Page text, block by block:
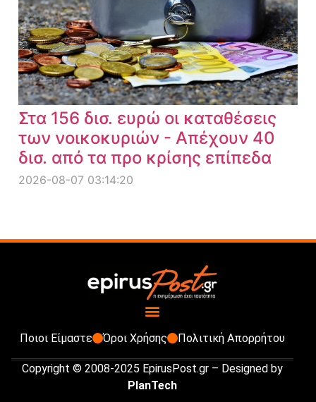
Στα 156 δισ. ευρώ οι καταθέσεις
των νοικοκυριών - Απέχουν 40
δισ. από τα προ κρίσης επίπεδα
2026-08-07 03:14:20
Ποιοι Είμαστε Όροι Χρήσης Πολιτική Απορρήτου
Copyright © 2008-2025 EpirusPost.gr – Designed by
PlanTech